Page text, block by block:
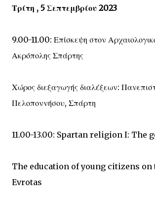
Τρίτη , 5 Σεπτεμβρίου 2023
9.00-11.00: Επίσκεψη στον
Ακρόπολης Σπάρτης
Χώρος διεξαγωγής διαλέξεων:
Πελοποννήσου, Σπάρτη
11.00-13.00: Spartan religion I: The
The education of young citizens on
Evrotas